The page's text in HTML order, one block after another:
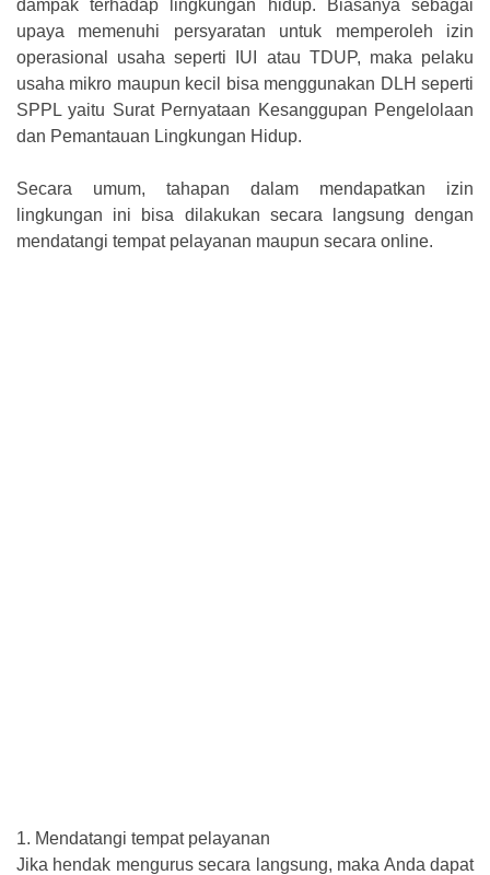
dampak terhadap lingkungan hidup. Biasanya sebagai
upaya memenuhi persyaratan untuk memperoleh izin
operasional usaha seperti IUI atau TDUP, maka pelaku
usaha mikro maupun kecil bisa menggunakan DLH seperti
SPPL yaitu Surat Pernyataan Kesanggupan Pengelolaan
dan Pemantauan Lingkungan Hidup.
Secara umum, tahapan dalam mendapatkan izin
lingkungan ini bisa dilakukan secara langsung dengan
mendatangi tempat pelayanan maupun secara online.
1. Mendatangi tempat pelayanan
Jika hendak mengurus secara langsung, maka Anda dapat